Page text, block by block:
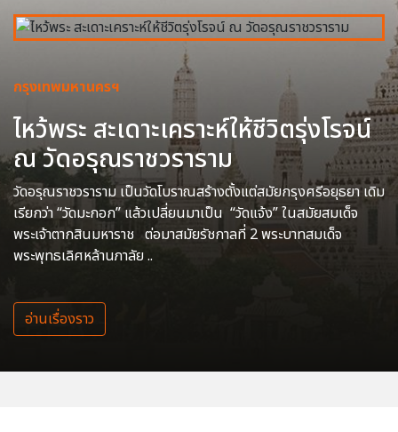
กรุงเทพมหานครฯ
ไหว้พระ สะเดาะเคราะห์ให้ชีวิตรุ่งโรจน์
ณ วัดอรุณราชวราราม
วัดอรุณราชวราราม เป็นวัดโบราณสร้างตั้งแต่สมัยกรุงศรีอยุธยา เดิม
เรียกว่า “วัดมะกอก” แล้วเปลี่ยนมาเป็น “วัดแจ้ง” ในสมัยสมเด็จ
พระเจ้าตากสินมหาราช ต่อมาสมัยรัชกาลที่ 2 พระบาทสมเด็จ
พระพุทธเลิศหล้านภาลัย ..
อ่านเรื่องราว